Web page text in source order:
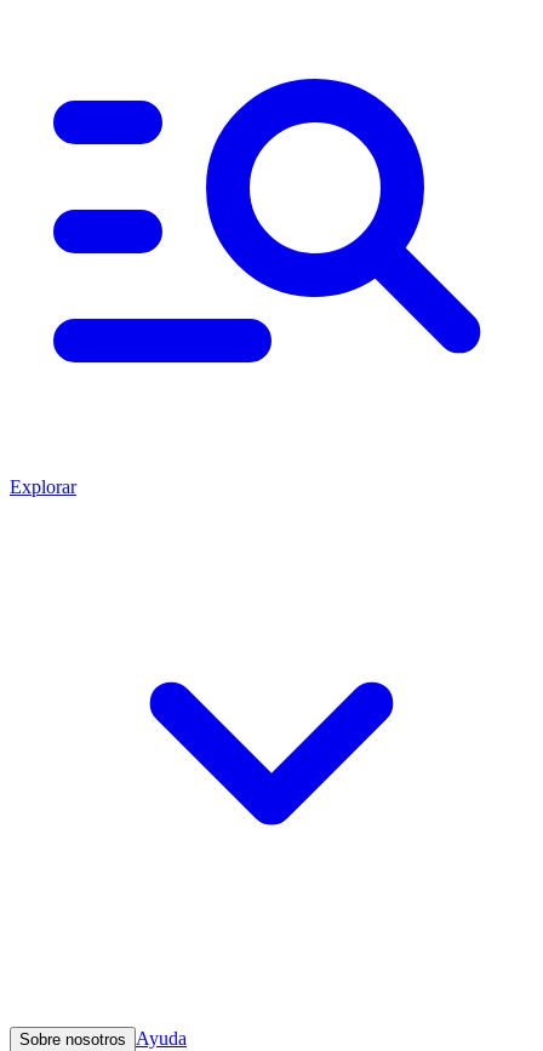
Explorar
Sobre nosotros Ayuda